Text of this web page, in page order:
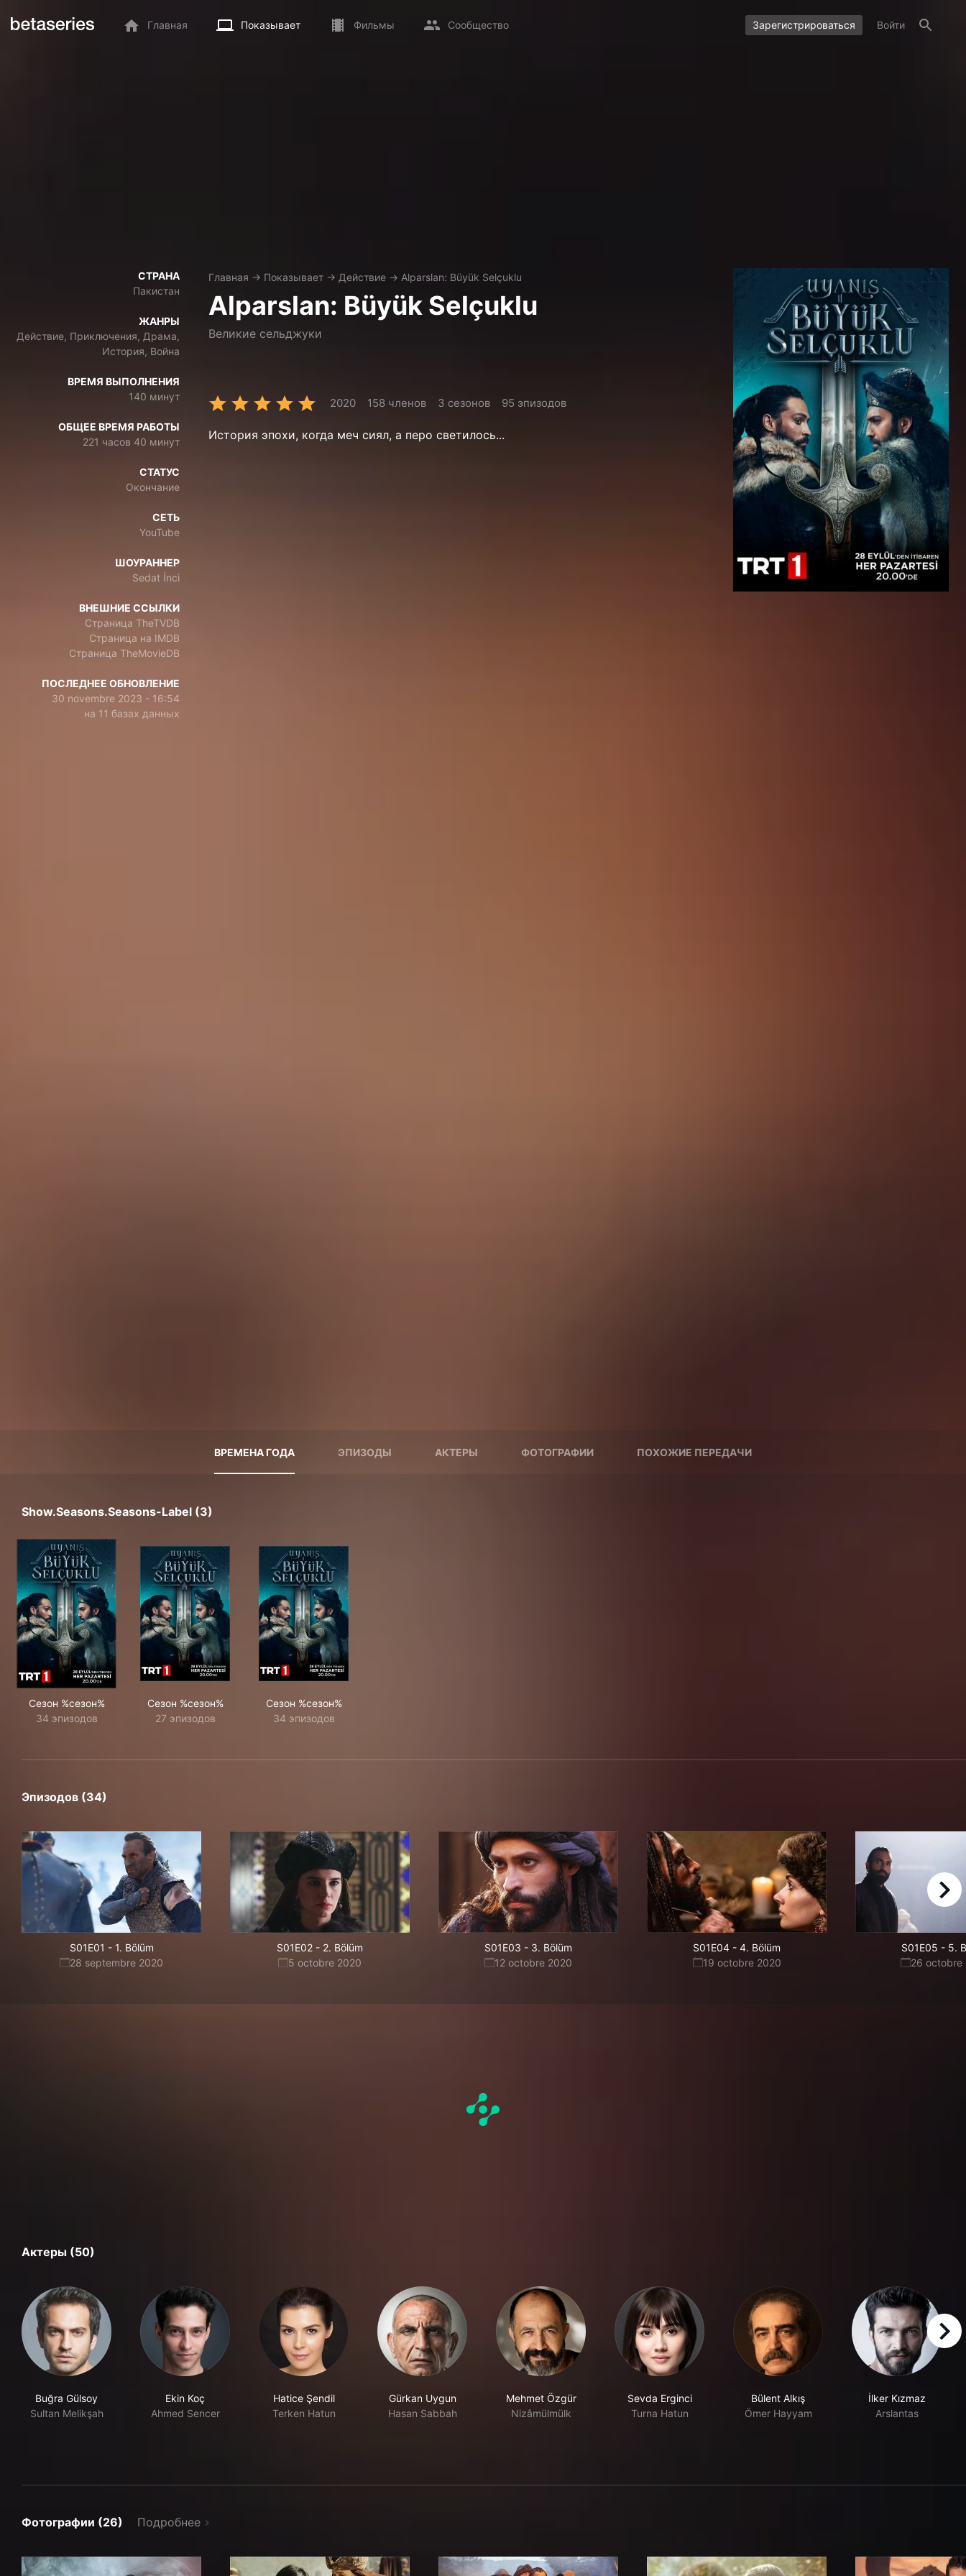
Главная Показывает Фильмы Сообщество Зарегистрироваться Войти
СТРАНА
Пакистан
ЖАНРЫ
Действие, Приключения, Драма,
История, Война
ВРЕМЯ ВЫПОЛНЕНИЯ
140 минут
ОБЩЕЕ ВРЕМЯ РАБОТЫ
221 часов 40 минут
СТАТУС
Окончание
СЕТЬ
YouTube
ШОУРАННЕР
Sedat İnci
ВНЕШНИЕ ССЫЛКИ
Страница TheTVDB
Страница на IMDB
Страница TheMovieDB
ПОСЛЕДНЕЕ ОБНОВЛЕНИЕ
30 novembre 2023 - 16:54
на 11 базах данных
Главная → Показывает → Действие → Alparslan: Büyük Selçuklu
Alparslan: Büyük Selçuklu
Великие сельджуки
2020 158 членов 3 сезонов 95 эпизодов
История эпохи, когда меч сиял, а перо светилось...
ВРЕМЕНА ГОДА ЭПИЗОДЫ АКТЕРЫ ФОТОГРАФИИ ПОХОЖИЕ ПЕРЕДАЧИ
Show.seasons.seasons-Label (3)
Сезон %сезон%
34 эпизодов
Сезон %сезон%
27 эпизодов
Сезон %сезон%
34 эпизодов
Эпизодов (34)
S01E01 - 1. Bölüm
28 septembre 2020
S01E02 - 2. Bölüm
5 octobre 2020
S01E03 - 3. Bölüm
12 octobre 2020
S01E04 - 4. Bölüm
19 octobre 2020
S01E05 - 5.
26 octobre
right
Актеры (50)
Buğra Gülsoy
Sultan Melikşah
Ekin Koç
Ahmed Sencer
Hatice Şendil
Terken Hatun
Gürkan Uygun
Hasan Sabbah
Mehmet Özgür
Nizâmülmülk
Sevda Erginci
Turna Hatun
Bülent Alkış
Ömer Hayyam
İlker Kızmaz
Arslantas
right
Фотографии (26) Подробнее